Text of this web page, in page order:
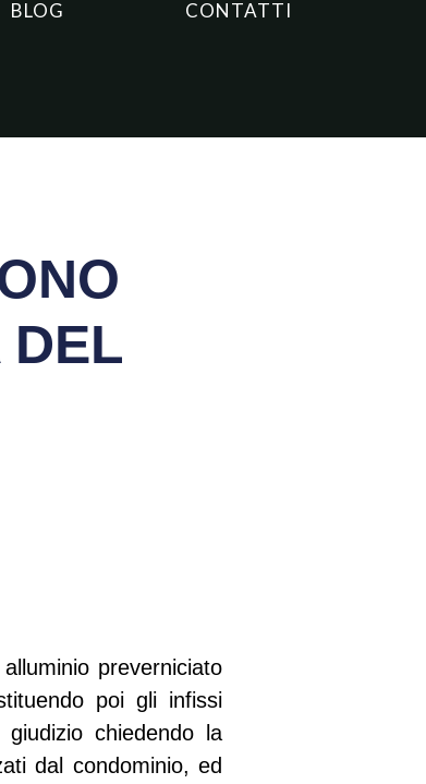
BLOG CONTATTI
DEL
preverniciato
poi gli infissi
chiedendo la
dal condominio, ed